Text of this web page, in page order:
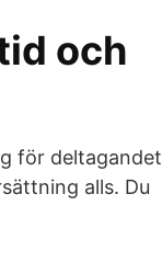
och
för deltagandet
alls. Du